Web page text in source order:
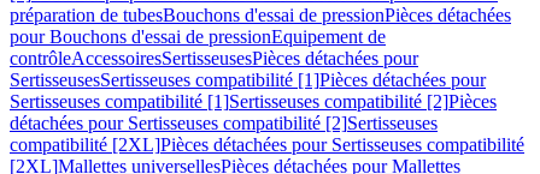
préparation de tubesBouchons d'essai de pressionPièces détachées
pour Bouchons d'essai de pressionEquipement de
contrôleAccessoiresSertisseusesPièces détachées pour
SertisseusesSertisseuses compatibilité [1]Pièces détachées pour
Sertisseuses compatibilité [1]Sertisseuses compatibilité [2]Pièces
détachées pour Sertisseuses compatibilité [2]Sertisseuses
compatibilité [2XL]Pièces détachées pour Sertisseuses compatibilité
[2XL]Mallettes universellesPièces détachées pour Mallettes